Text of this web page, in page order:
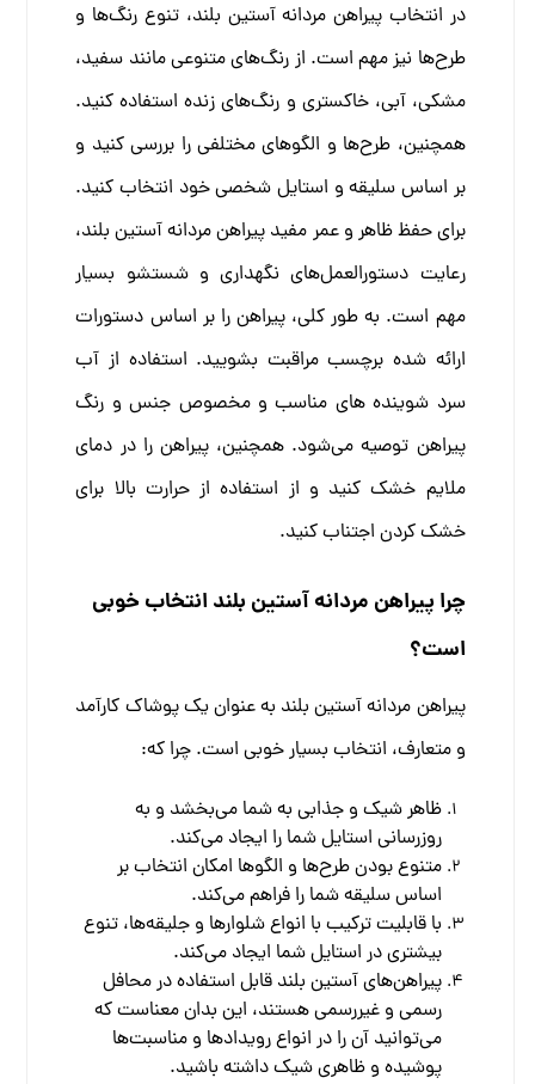
در انتخاب پیراهن مردانه آستین بلند، تنوع رنگ‌ها و
طرح‌ها نیز مهم است. از رنگ‌های متنوعی مانند سفید،
مشکی، آبی، خاکستری و رنگ‌های زنده استفاده کنید.
همچنین، طرح‌ها و الگوهای مختلفی را بررسی کنید و
بر اساس سلیقه و استایل شخصی خود انتخاب کنید.
برای حفظ ظاهر و عمر مفید پیراهن مردانه آستین بلند،
رعایت دستورالعمل‌های نگهداری و شستشو بسیار
مهم است. به طور کلی، پیراهن را بر اساس دستورات
ارائه شده برچسب مراقبت بشویید. استفاده از آب
سرد شوینده های مناسب و مخصوص جنس و رنگ
پیراهن توصیه می‌شود. همچنین، پیراهن را در دمای
ملایم خشک کنید و از استفاده از حرارت بالا برای
خشک کردن اجتناب کنید.
چرا پیراهن مردانه آستین بلند انتخاب خوبی
است؟
پیراهن مردانه آستین بلند به عنوان یک پوشاک کارآمد
و متعارف، انتخاب بسیار خوبی است. چرا که:
ظاهر شیک و جذابی به شما می‌بخشد و به
روزرسانی استایل شما را ایجاد می‌کند.
متنوع بودن طرح‌ها و الگوها امکان انتخاب بر
اساس سلیقه شما را فراهم می‌کند.
با قابلیت ترکیب با انواع شلوارها و جلیقه‌ها، تنوع
بیشتری در استایل شما ایجاد می‌کند.
پیراهن‌های آستین بلند قابل استفاده در محافل
رسمی و غیررسمی هستند، این بدان معناست که
می‌توانید آن را در انواع رویدادها و مناسبت‌ها
پوشیده و ظاهری شیک داشته باشید.